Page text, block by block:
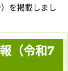
を掲載しまし
（令和7